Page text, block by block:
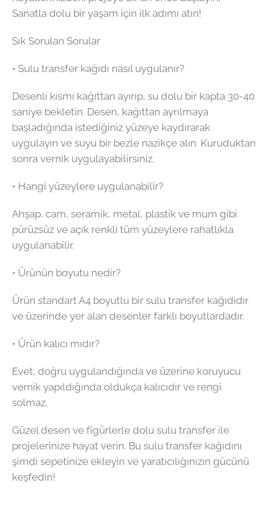
Sanatla dolu bir yaşam için ilk adımı atın!
Sık Sorulan Sorular
• Sulu transfer kağıdı nasıl uygulanır?
Desenli kısmı kağıttan ayırıp, su dolu bir kapta 30-40
saniye bekletin. Desen, kağıttan ayrılmaya
başladığında istediğiniz yüzeye kaydırarak
uygulayın ve suyu bir bezle nazikçe alın. Kuruduktan
sonra vernik uygulayabilirsiniz.
• Hangi yüzeylere uygulanabilir?
Ahşap, cam, seramik, metal, plastik ve mum gibi
pürüzsüz ve açık renkli tüm yüzeylere rahatlıkla
uygulanabilir.
• Ürünün boyutu nedir?
Ürün standart A4 boyutlu bir sulu transfer kağıdıdır
ve üzerinde yer alan desenler farklı boyutlardadır.
• Ürün kalıcı mıdır?
Evet, doğru uygulandığında ve üzerine koruyucu
vernik yapıldığında oldukça kalıcıdır ve rengi
solmaz.
Güzel desen ve figürlerle dolu sulu transfer ile
projelerinize hayat verin. Bu sulu transfer kağıdını
şimdi sepetinize ekleyin ve yaratıcılığınızın gücünü
keşfedin!